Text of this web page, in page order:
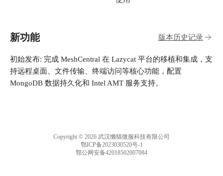
新功能 版本历史记录
初始发布: 完成 MeshCentral 在 Lazycat 平台的移植和集成，支
持远程桌面、文件传输、终端访问等核心功能，配置
Copyright © 2026 武汉懒猫微服科技有限公司
鄂ICP备2023030520号-1
鄂公网安备42018502007084